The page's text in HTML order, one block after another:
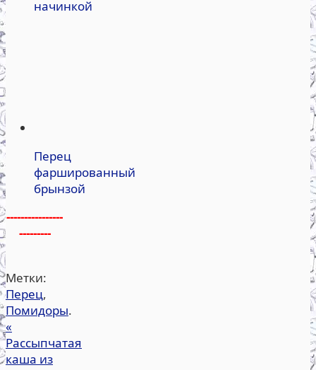
начинкой
Перец
фаршированный
брынзой
----------------
---------
Метки:
Перец,
Помидоры.
«
Рассыпчатая
каша из